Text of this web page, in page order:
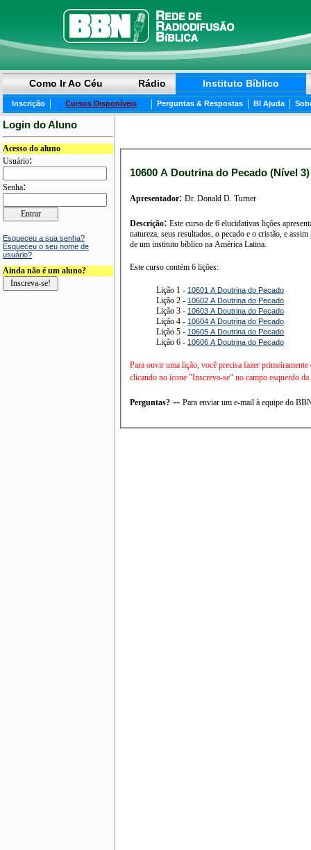
Como Ir Ao Céu Rádio Instituto Bíblico
Inscrição | Cursos Disponíveis | Perguntas & Respostas | BI Ajuda |
Login do Aluno
Acesso do aluno
Usuário:
Senha:
Esqueceu a sua senha?
Esqueceu o seu nome de
usuário?
Ainda não é um aluno?
10600 A Doutrina do Pecado (Nível 3)
Apresentador: Dr. Donald D. Turner
Descrição: Este curso de 6 elucidativas lições
natureza, seus resultados, o pecado e o cristão, e
de um instituto bíblico na América Latina.
Este curso contém 6 lições:
Lição 1 - 10601 A Doutrina do Pecado
Lição 2 - 10602 A Doutrina do Pecado
Lição 3 - 10603 A Doutrina do Pecado
Lição 4 - 10604 A Doutrina do Pecado
Lição 5 - 10605 A Doutrina do Pecado
Lição 6 - 10606 A Doutrina do Pecado
Para ouvir uma lição, você precisa fazer
clicando no ícone "Inscreva-se" no campo esquerdo da
Perguntas? -- Para enviar um e-mail à equipe do